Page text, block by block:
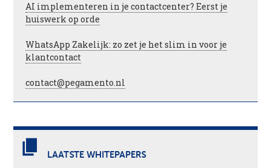
AI implementeren in je contactcenter? Eerst je
huiswerk op orde
WhatsApp Zakelijk: zo zet je het slim in voor je
klantcontact
contact@pegamento.nl
LAATSTE WHITEPAPERS